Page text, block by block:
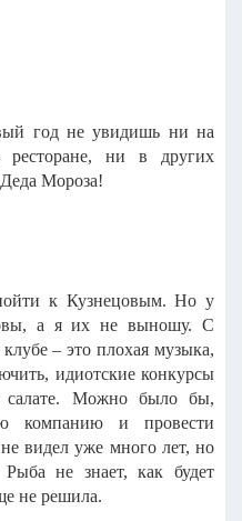
год не увидишь ни на
ни в других
Мороза!
к Кузнецовым. Но у
а я их не выношу. С
– это плохая музыка,
идиотские конкурсы
салате. Можно было бы,
компанию и провести
видел уже много лет, но
Рыба не знает, как будет
не решила.